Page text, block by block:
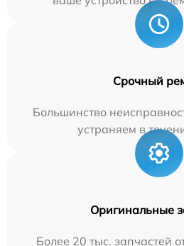
Срочный
Большинство
устраняем в
Оригинальные
Более 20 тыс. запчастей